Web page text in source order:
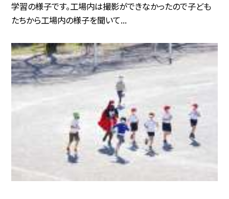
学習の様子です。工場内は撮影ができなかったので子ども
たちから工場内の様子を聞いて...